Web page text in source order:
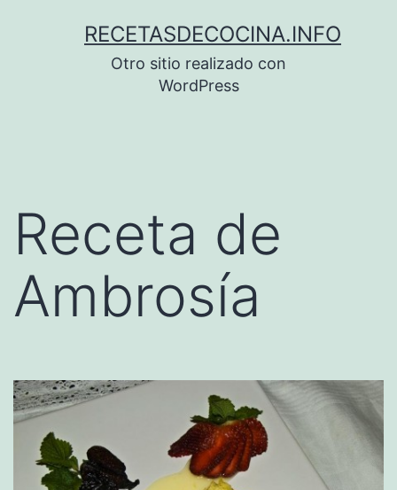
RECETASDECOCINA.INFO
Otro sitio realizado con
WordPress
Receta de
Ambrosía